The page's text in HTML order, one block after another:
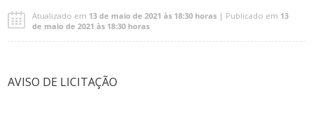
Atualizado em 13 de maio de 2021 às 18:30 horas | Publicado em 13
de maio de 2021 às 18:30 horas
AVISO DE LICITAÇÃO